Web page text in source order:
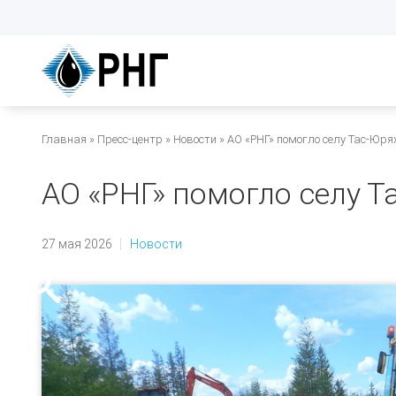
основному
содержанию
Строка
навигации
Главная Пресс-центр Новости АО «РНГ» помогло селу Тас-
АО «РНГ» помогло селу
27 мая 2026 Новости